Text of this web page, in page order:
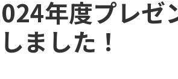
年度プレゼ
ました！